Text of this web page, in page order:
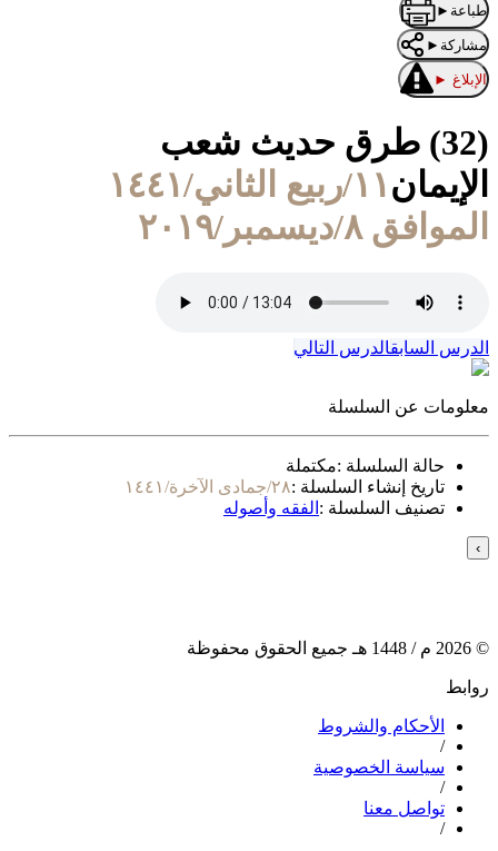
طباعة ►
مشاركة ►
الإبلاغ ►
(32) ‌‌طرق حديث شعب
الإيمان
١١/ربيع الثاني/١٤٤١
الموافق ٨/ديسمبر/٢٠١٩
الدرس السابقالدرس التالي
معلومات عن السلسلة
حالة السلسلة :مكتملة
تاريخ إنشاء السلسلة :٢٨/جمادى الآخرة/١٤٤١
تصنيف السلسلة : الفقه وأصوله
›
©
2026 م / 1448 هـ جميع الحقوق محفوظة
روابط
الأحكام والشروط
/
سياسة الخصوصية
/
تواصل معنا
/